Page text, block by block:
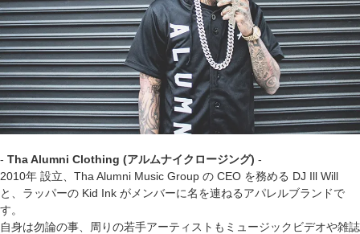
- Tha Alumni Clothing (アルムナイクロージング) -
2010年 設立、Tha Alumni Music Group の CEO を務める DJ Ill Will
と、ラッパーの Kid Ink がメンバーに名を連ねるアパレルブランドで
す。
自身は勿論の事、周りの若手アーティストもミュージックビデオや雑誌